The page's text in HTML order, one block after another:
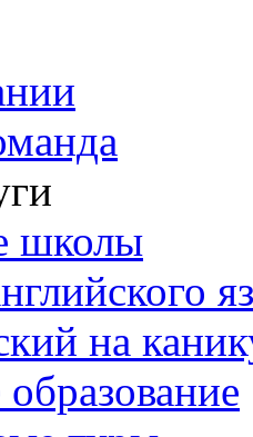
школы
на